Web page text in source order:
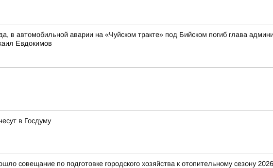
в автомобильной аварии на «Чуйском тракте» под Бийском погиб глава
Евдокимов
в Госдуму
совещание по подготовке городского хозяйства к отопительному сезону